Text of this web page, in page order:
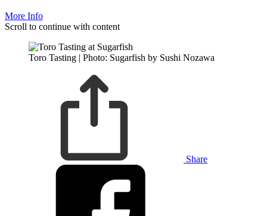
More Info
Scroll to continue with content
Toro Tasting | Photo: Sugarfish by Sushi Nozawa
Share